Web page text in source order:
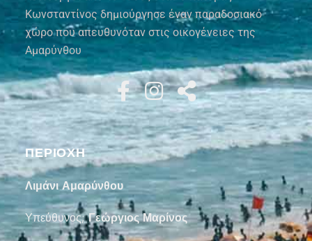
Κωνσταντίνος δημιούργησε έναν παραδοσιακό
χώρο που απευθυνόταν στις οικογένειες της
Αμαρύνθου
ΠΕΡΙΟΧΗ
Λιμάνι Αμαρύνθου
Υπεύθυνος;Γεώργιος Μαρίνος